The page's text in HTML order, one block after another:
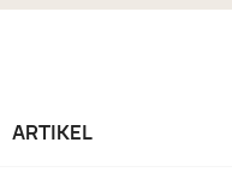
ARTIKEL